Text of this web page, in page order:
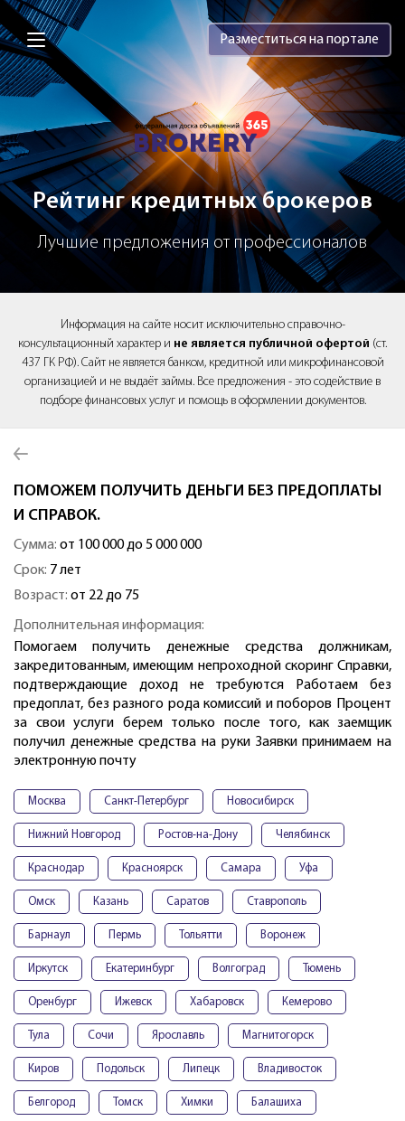
Brokery365 - Рейтинг кредитных
Разместиться на портале
Рейтинг кредитных брокеров
Лучшие предложения от профессионалов
Информация на сайте носит исключительно справочно-
консультационный характер и не является публичной офертой (ст.
437 ГК РФ). Сайт не является банком, кредитной или микрофинансовой
организацией и не выдаёт займы. Все предложения - это содействие в
подборе финансовых услуг и помощь в оформлении документов.
ПОМОЖЕМ ПОЛУЧИТЬ ДЕНЬГИ БЕЗ ПРЕДОПЛАТЫ
И СПРАВОК.
Сумма: от 100 000 до 5 000 000
Срок: 7 лет
Возраст: от 22 до 75
Дополнительная информация:
Помогаем получить денежные средства должникам,
закредитованным, имеющим непроходной скоринг Справки,
подтверждающие доход не требуются Работаем без
предоплат, без разного рода комиссий и поборов Процент
за свои услуги берем только после того, как заемщик
получил денежные средства на руки Заявки принимаем на
электронную почту
Москва Санкт-Петербург Новосибирск
Нижний Новгород Ростов-на-Дону Челябинск
Краснодар Красноярск Самара Уфа
Омск Казань Саратов Ставрополь
Барнаул Пермь Тольятти Воронеж
Иркутск Екатеринбург Волгоград Тюмень
Оренбург Ижевск Хабаровск Кемерово
Тула Сочи Ярославль Магнитогорск
Киров Подольск Липецк Владивосток
Белгород Томск Химки Балашиха